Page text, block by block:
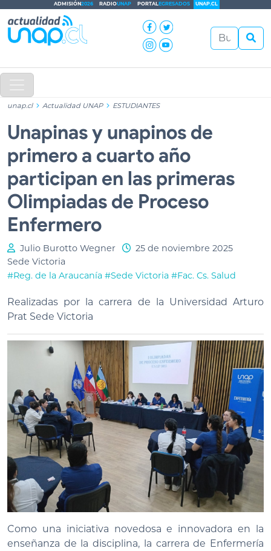
ADMISIÓN2026 RADIOUNAP PORTALEGRESADOS UNAP.CL
unap.cl Actualidad UNAP ESTUDIANTES
Unapinas y unapinos de
primero a cuarto año
participan en las primeras
Olimpiadas de Proceso
Enfermero
Julio Burotto Wegner
25 de noviembre 2025
Sede Victoria
#Reg. de la Araucanía #Sede Victoria #Fac. Cs. Salud
Realizadas por la carrera de la Universidad Arturo
Prat Sede Victoria
Como una iniciativa novedosa e innovadora en la
enseñanza de la disciplina, la carrera de Enfermería